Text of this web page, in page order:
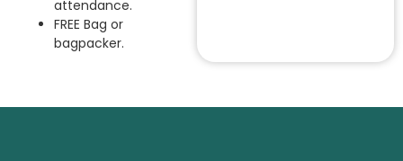
attendance.
FREE Bag or
bagpacker.